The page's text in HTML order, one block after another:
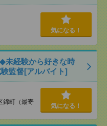
気になる！
未経験から好きな時
監督[アルバイト]
錦町（最寄
気になる！